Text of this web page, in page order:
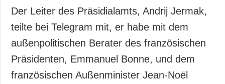
Veröffentlichungen
Interview
Fotos
Video
Abonnement
Fotobank
Der Leiter des Präsidialamts, Andrij Jermak,
teilte bei Telegram mit, er habe mit dem
außenpolitischen Berater des französischen
Präsidenten, Emmanuel Bonne, und dem
französischen Außenminister Jean-Noël